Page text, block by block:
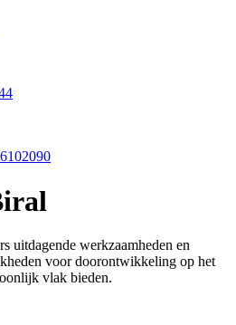
uitdagende werkzaamheden en
voor doorontwikkeling op het
vlak bieden.